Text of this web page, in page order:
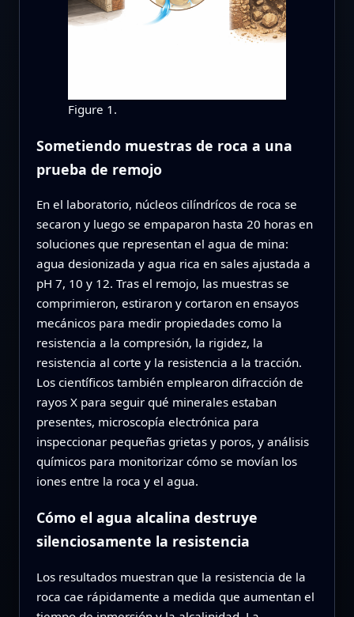
Figure 1.
Sometiendo muestras de roca a una
prueba de remojo
En el laboratorio, núcleos cilíndrícos de roca se
secaron y luego se empaparon hasta 20 horas en
soluciones que representan el agua de mina:
agua desionizada y agua rica en sales ajustada a
pH 7, 10 y 12. Tras el remojo, las muestras se
comprimieron, estiraron y cortaron en ensayos
mecánicos para medir propiedades como la
resistencia a la compresión, la rigidez, la
resistencia al corte y la resistencia a la tracción.
Los científicos también emplearon difracción de
rayos X para seguir qué minerales estaban
presentes, microscopía electrónica para
inspeccionar pequeñas grietas y poros, y análisis
químicos para monitorizar cómo se movían los
iones entre la roca y el agua.
Cómo el agua alcalina destruye
silenciosamente la resistencia
Los resultados muestran que la resistencia de la
roca cae rápidamente a medida que aumentan el